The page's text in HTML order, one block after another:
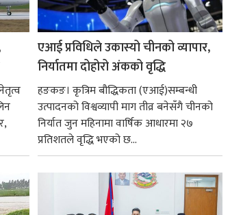
एआई प्रविधिले उकास्यो चीनको व्यापार,
निर्यातमा दोहोरो अंकको वृद्धि
हङकङ। कृत्रिम बौद्धिकता (एआई)सम्बन्धी
उत्पादनको विश्वव्यापी माग तीव्र बनेसँगै चीनको
निर्यात जुन महिनामा वार्षिक आधारमा २७
प्रतिशतले वृद्धि भएको छ...